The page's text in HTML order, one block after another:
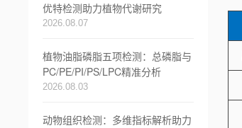
优特检测助力植物代谢研究
2026.08.07
植物油脂磷脂五项检测：总磷脂与
PC/PE/PI/PS/LPC精准分析
2026.08.03
动物组织检测：多维指标解析助力